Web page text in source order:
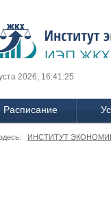
2026, 16:41:25
Расписание
ИНСТИТУТ